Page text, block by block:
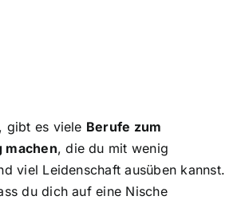
gibt es viele Berufe zum
machen, die du mit wenig
viel Leidenschaft ausüben kannst.
du dich auf eine Nische